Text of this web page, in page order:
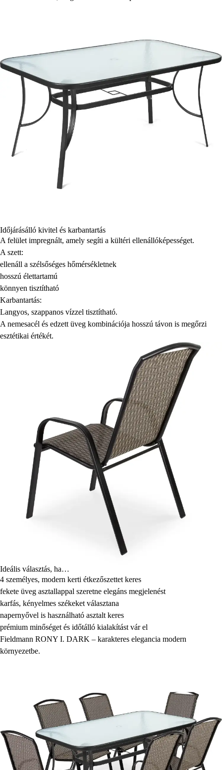
Időjárásálló kivitel és karbantartás
A felület impregnált, amely segíti a kültéri ellenállóképességet.
A szett:
ellenáll a szélsőséges hőmérsékletnek
hosszú élettartamú
könnyen tisztítható
Karbantartás:
Langyos, szappanos vízzel tisztítható.
A nemesacél és edzett üveg kombinációja hosszú távon is megőrzi
esztétikai értékét.
Ideális választás, ha…
4 személyes, modern kerti étkezőszettet keres
fekete üveg asztallappal szeretne elegáns megjelenést
karfás, kényelmes székeket választana
napernyővel is használható asztalt keres
prémium minőséget és időtálló kialakítást vár el
Fieldmann RONY I. DARK – karakteres elegancia modern
környezetbe.